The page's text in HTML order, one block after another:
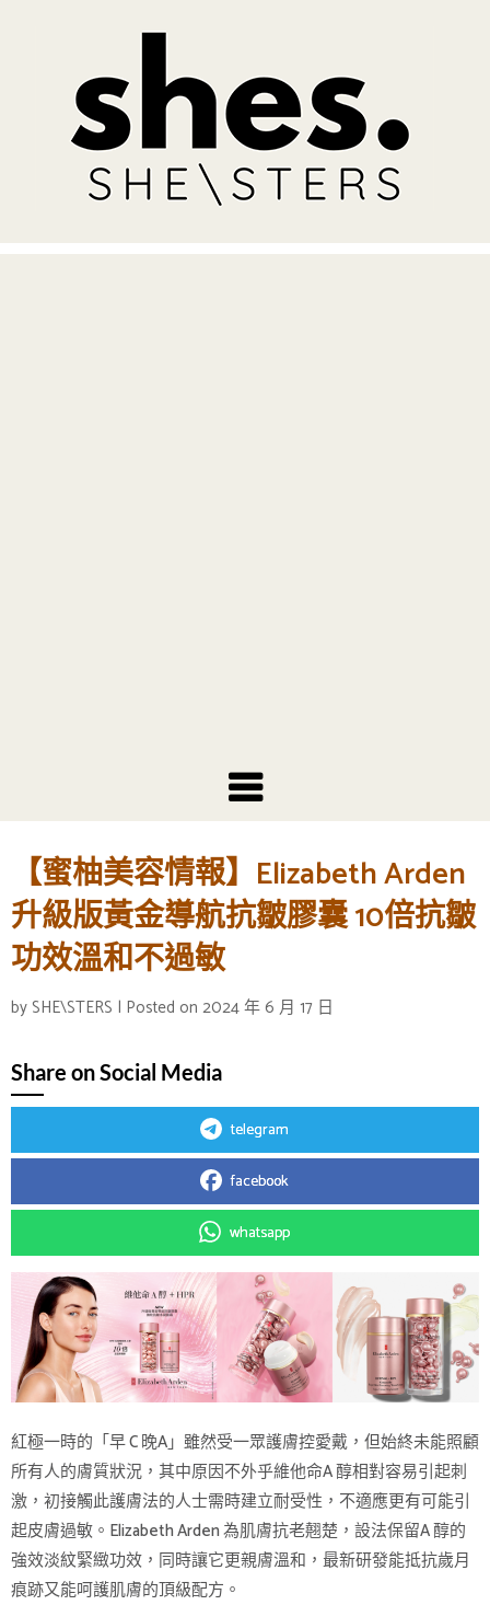
【蜜柚美容情報】Elizabeth Arden
升級版黃金導航抗皺膠囊 10倍抗皺
功效溫和不過敏
by SHE\STERS | Posted on 2024 年 6 月 17 日
Share on Social Media
telegram
facebook
whatsapp
紅極一時的「早 C 晚A」雖然受一眾護膚控愛戴，但始終未能照顧
所有人的膚質狀況，其中原因不外乎維他命A 醇相對容易引起刺
激，初接觸此護膚法的人士需時建立耐受性，不適應更有可能引
起皮膚過敏。Elizabeth Arden 為肌膚抗老翹楚，設法保留A 醇的
強效淡紋緊緻功效，同時讓它更親膚溫和，最新研發能抵抗歲月
痕跡又能呵護肌膚的頂級配方。